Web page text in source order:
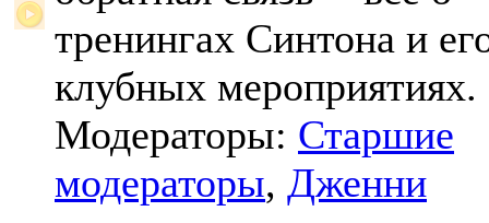
тренингах Синтона и
клубных мероприятиях.
Модераторы: Старшие
модераторы, Дженни